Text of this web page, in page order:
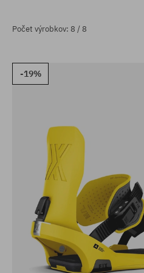
Počet výrobkov: 8 / 8
-19%